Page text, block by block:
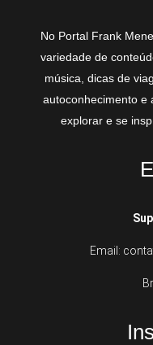
No Portal Frank
variedade de
música, dicas de
autoconhecimento e
explorar e se
Email: